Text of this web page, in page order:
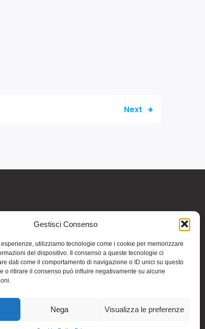
Gestisci Consenso
utilizziamo tecnologie come i cookie per memorizzare
del dispositivo. Il consenso a queste tecnologie ci
dati come il comportamento di navigazione o ID unici su questo
o ritirare il consenso può influire negativamente su alcune
Nega Visualizza le preferenze
Next
generale e non intendono in
o interrompere alcuna terapia o
(nemmeno “naturali”) senza una
per tutte le pagine comprese nel sito.
in altri siti di cui si riferisce o ai